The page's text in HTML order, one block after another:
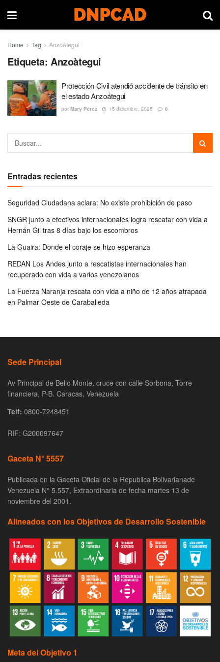
Home Tag Anzoàtegui
Etiqueta: Anzoàtegui
Protección Civil atendió accidente de tránsito en
el estado Anzoátegui
por Mary Pérez 15 diciembre, 2025 0
Entradas recientes
Seguridad Ciudadana aclara: No existe prohibición de paso
SNGR junto a efectivos internacionales logra rescatar con vida a
Hernán Gil tras 8 días bajo los escombros
La Guaira: Donde el coraje se hizo esperanza
REDAN Los Andes junto a rescatistas internacionales han
recuperado con vida a varios venezolanos
La Fuerza Naranja rescata con vida a niño de 12 años atrapada
en Palmar Oeste de Caraballeda
Sede Principal
Av Principal de Bello Monte, cruce con calle Sorbona, Torre
financiera, P-B. Caracas, Venezuela
Telf: 0800-7248451
RIF: G200097647
Gaceta N° 5557
Publicada en la Gaceta Oficial de la Republica Bolivarianade
Venezuela N° 5.557, Extraordinaria de fecha martes 13 de
noviembre del 2001.
Alineados con los Objetivos de Desarrollo Sostenible
Meta del Objetivo 1